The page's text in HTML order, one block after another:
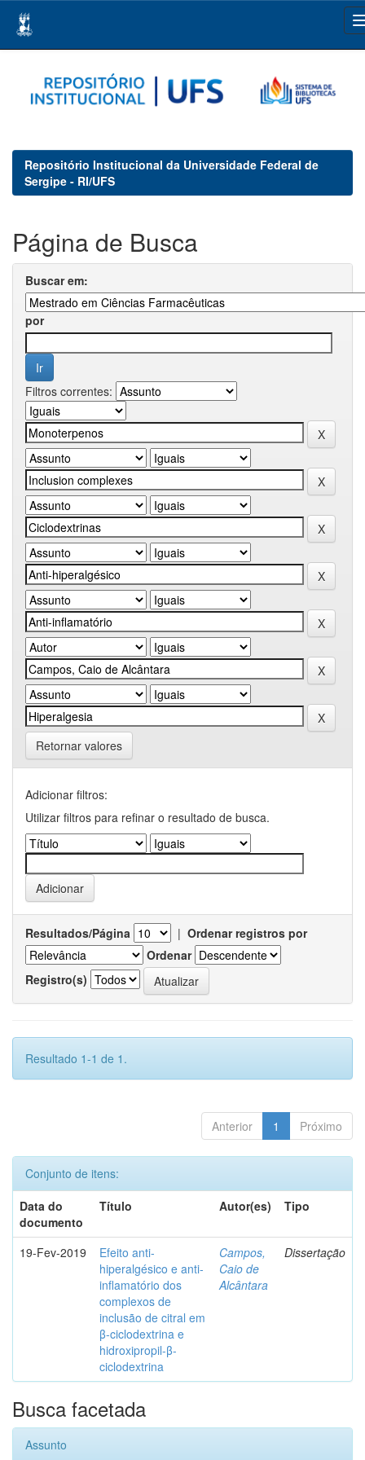
navigation
Repositório Institucional da Universidade Federal de
Sergipe - RI/UFS
Página de Busca
Buscar em:
por
Filtros correntes:
Retornar valores
Adicionar filtros:
Utilizar filtros para refinar o resultado de busca.
Resultados/Página | Ordenar registros por
Ordenar
Registro(s)
Resultado 1-1 de 1.
Anterior 1 Próximo
Conjunto de itens:
Data do
documento
Título Autor(es) Tipo
19-Fev-2019
Efeito anti-
hiperalgésico e anti-
inflamatório dos
complexos de
inclusão de citral em
β-ciclodextrina e
hidroxipropil-β-
ciclodextrina
Campos,
Caio de
Alcântara
Dissertação
Busca facetada
Assunto